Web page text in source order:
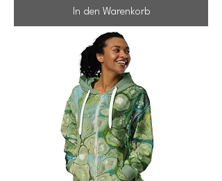
In den Warenkorb